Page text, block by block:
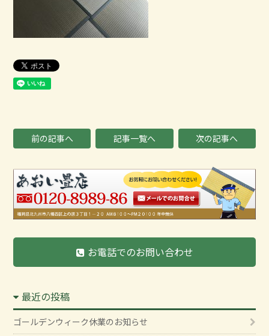
前の記事へ 記事一覧へ 次の記事へ
お電話でのお問い合わせ
最近の投稿
ゴールデンウィーク休業のお知らせ